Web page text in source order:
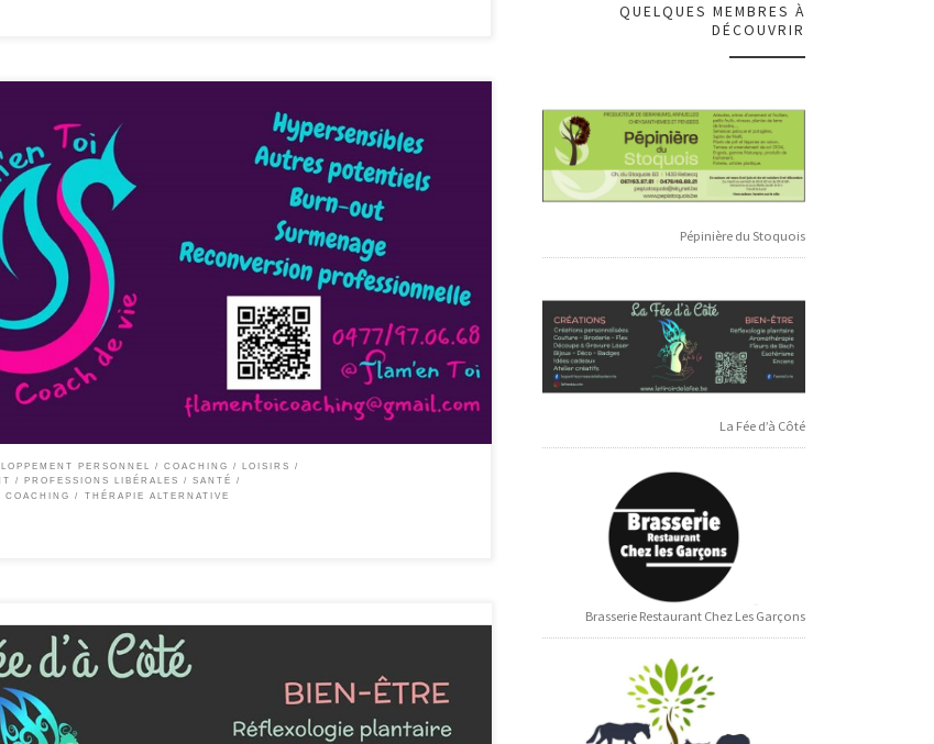
sophrologue ADOS et ADULTES Spécialisée en hypersensibles et
et avancer vers un objectif concret ? Un coach vous accompagne à prendre du
PERSONNEL / COACHING
LOISIRS
PROFESSIONS LIBÉRALES
SANTÉ
COACHING THÉRAPIE ALTERNATIVE
QUELQUES MEMBRES À
DÉCOUVRIR
Pépinière du Stoquois
La Fée d’à Côté
Brasserie Restaurant Chez Les Garçons